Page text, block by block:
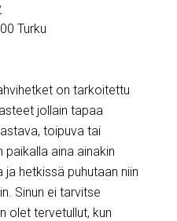
Turku
on tarkoitettu
jollain tapaa
toipuva tai
paikalla aina ainakin
hetkissä puhutaan niin
Sinun ei tarvitse
olet tervetullut, kun